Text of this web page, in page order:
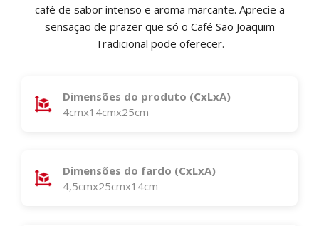
café de sabor intenso e aroma marcante. Aprecie a
sensação de prazer que só o Café São Joaquim
Tradicional pode oferecer.
Dimensões do produto (CxLxA)
4cmx14cmx25cm
Dimensões do fardo (CxLxA)
4,5cmx25cmx14cm